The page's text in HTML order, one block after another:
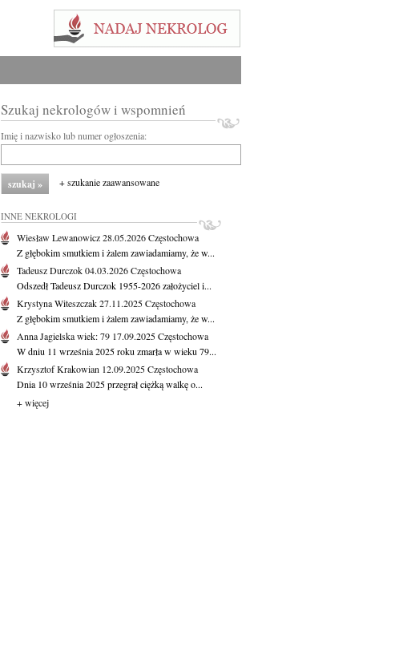
Szukaj nekrologów i wspomnień
Imię i nazwisko lub numer ogłoszenia:
+ szukanie zaawansowane
INNE NEKROLOGI
Wiesław Lewanowicz28.05.2026Częstochowa
Z głębokim smutkiem i żalem zawiadamiamy, że w...
Tadeusz Durczok04.03.2026Częstochowa
Odszedł Tadeusz Durczok 1955-2026 założyciel i...
Krystyna Witeszczak27.11.2025Częstochowa
Z głębokim smutkiem i żalem zawiadamiamy, że w...
Anna Jagielskawiek: 79 17.09.2025Częstochowa
W dniu 11 września 2025 roku zmarła w wieku 79...
Krzysztof Krakowian 12.09.2025Częstochowa
Dnia 10 września 2025 przegrał ciężką walkę o...
+ więcej